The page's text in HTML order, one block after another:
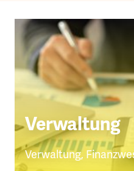
Verwaltung
Verwaltung,